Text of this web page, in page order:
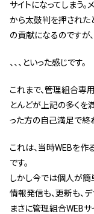
サイトになってしまう
から太鼓判を押された
の貢献になるのですが
、、、といった感じです。
これまで、管理組合専
とんどが上記の多くを
った方の自己満足で終
これは、当時WEBを
です。
しかし今では個人が簡
情報発信も、更新も、
まさに管理組合WEBサ